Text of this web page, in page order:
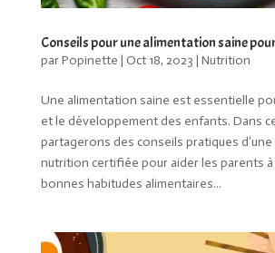
Conseils pour une alimentation saine
parPopinette | Oct 18, 2023 | Nutrition
Une alimentation saine est essentielle
et le développement des enfants. Dans
partagerons des conseils pratiques
nutrition certifiée pour aider les parents
bonnes habitudes alimentaires...